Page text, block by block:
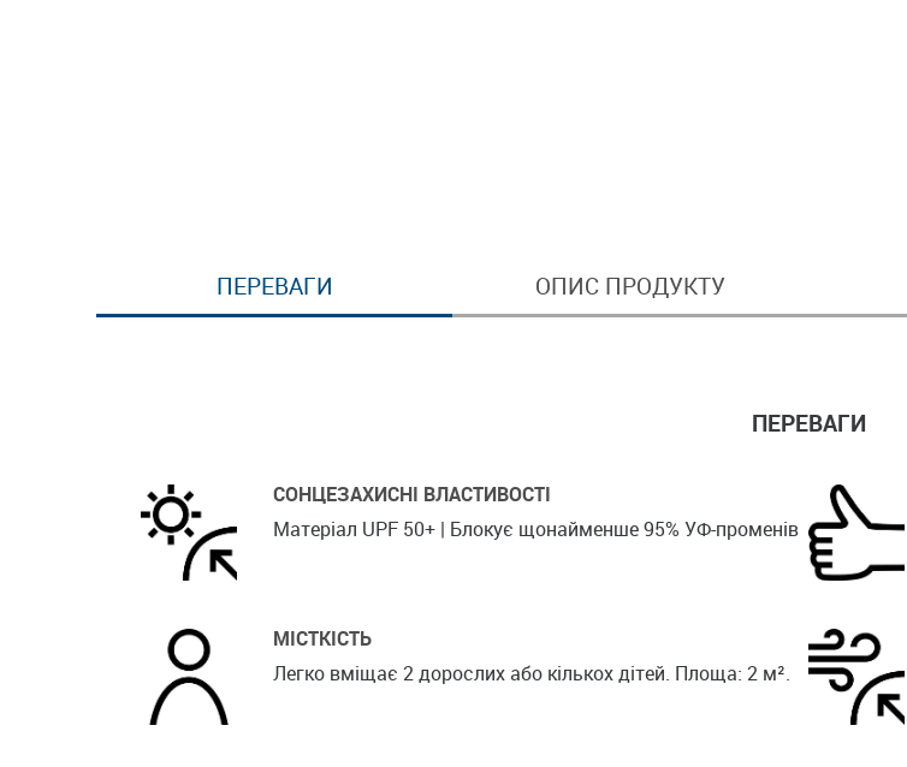
ПЕРЕВАГИ ОПИС ПРОДУКТУ
ПЕРЕВАГИ
СОНЦЕЗАХИСНІ ВЛАСТИВОСТІ
Матеріал UPF 50+ | Блокує щонайменше 95% УФ-променів
МІСТКІСТЬ
Легко вміщає 2 дорослих або кількох дітей. Площа: 2 м².